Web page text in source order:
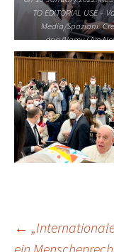
TO EDITORIAL USE –
Media/Spaziani.
dpa/Alamy Live
←